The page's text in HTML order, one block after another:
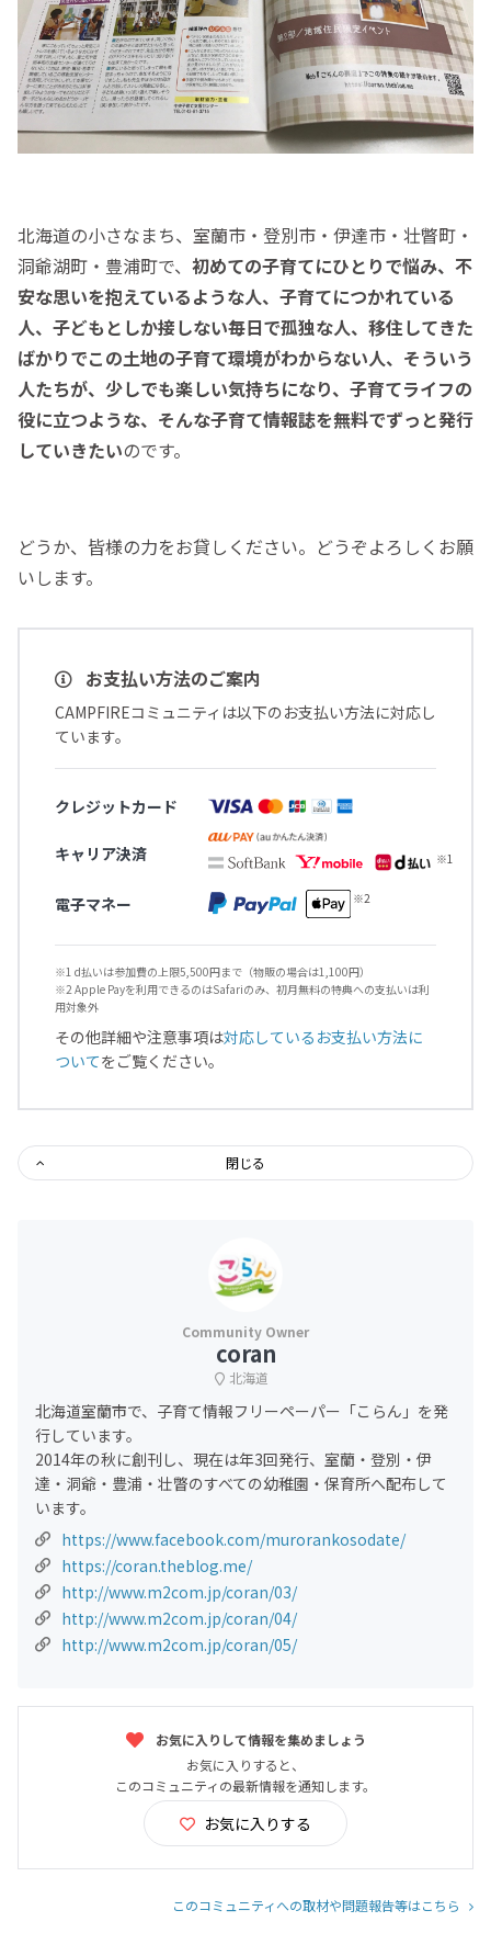
北海道の小さなまち、室蘭市・登別市・伊達市・壮瞥町・
洞爺湖町・豊浦町で、 初めての子育てにひとりで悩み、不
安な思いを抱えているような人、 子育てにつかれている
人、 子どもとしか接しない毎日で孤独な人、移住してきた
ばかりでこの土地の子育て環境がわからない人、 そういう
人たちが、少しでも楽しい気持ちになり、子育てライフの
役に立つような、 そんな子育て情報誌を無料でずっと発行
していきたいのです。
どうか、皆様の力をお貸しください。どうぞよろしくお願
いします。
お支払い方法のご案内
CAMPFIREコミュニティは以下のお支払い方法に対応し
ています。
クレジットカード
キャリア決済
電子マネー
※1 d払いは参加費の上限5,500円まで（物販の場合は1,100円）
※2 Apple Payを利用できるのはSafariのみ、初月無料の特典への支払いは利
用対象外
その他詳細や注意事項は対応しているお支払い方法に
ついてをご覧ください。
閉じる
coran
北海道
北海道室蘭市で、子育て情報フリーペーパー「こらん」を発
行しています。
2014年の秋に創刊し、現在は年3回発行、室蘭・登別・伊
達・洞爺・豊浦・壮瞥のすべての幼稚園・保育所へ配布して
います。
https://www.facebook.com/murorankosodate/
https://coran.theblog.me/
http://www.m2com.jp/coran/03/
http://www.m2com.jp/coran/04/
http://www.m2com.jp/coran/05/
お気に入りして情報を集めましょう
お気に入りすると、
このコミュニティの最新情報を通知します。
お気に入りする
このコミュニティへの取材や問題報告等はこちら